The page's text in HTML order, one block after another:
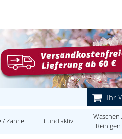
Ihr
/ Zähne Fit und aktiv
Waschen
Reinigen